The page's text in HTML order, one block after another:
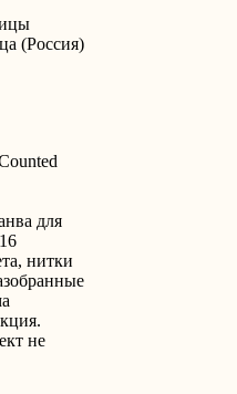
(Россия)
для
нитки
не